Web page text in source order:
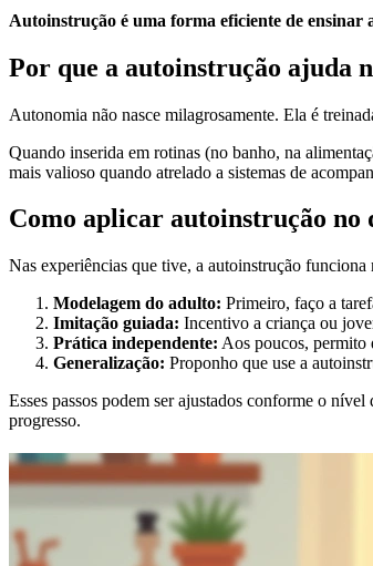
Autoinstrução é uma forma eficiente de ensinar
Por que a autoinstrução ajuda
Autonomia não nasce milagrosamente. Ela é
Quando inserida em rotinas (no banho, na
mais valioso quando atrelado a sistemas de
Como aplicar autoinstrução no
Nas experiências que tive, a autoinstrução
Modelagem do adulto: Primeiro, faço a
Imitação guiada: Incentivo a criança ou
Prática independente: Aos poucos, permito
Generalização: Proponho que use a
Esses passos podem ser ajustados conforme o
progresso.